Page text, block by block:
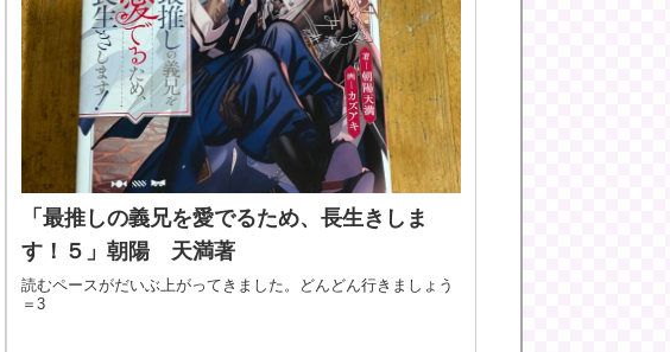
「最推しの義兄を愛でるため、長生きしま
す！５」朝陽 天満著
読むペースがだいぶ上がってきました。どんどん行きましょう
＝3